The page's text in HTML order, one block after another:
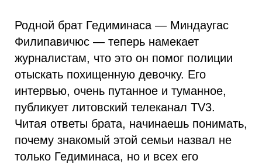
Родной брат Гедиминаса — Миндаугас
Филипавичюс — теперь намекает
журналистам, что это он помог полиции
отыскать похищенную девочку. Его
интервью, очень путанное и туманное,
публикует литовский телеканал TV3.
Читая ответы брата, начинаешь понимать,
почему знакомый этой семьи назвал не
только Гедиминаса, но и всех его